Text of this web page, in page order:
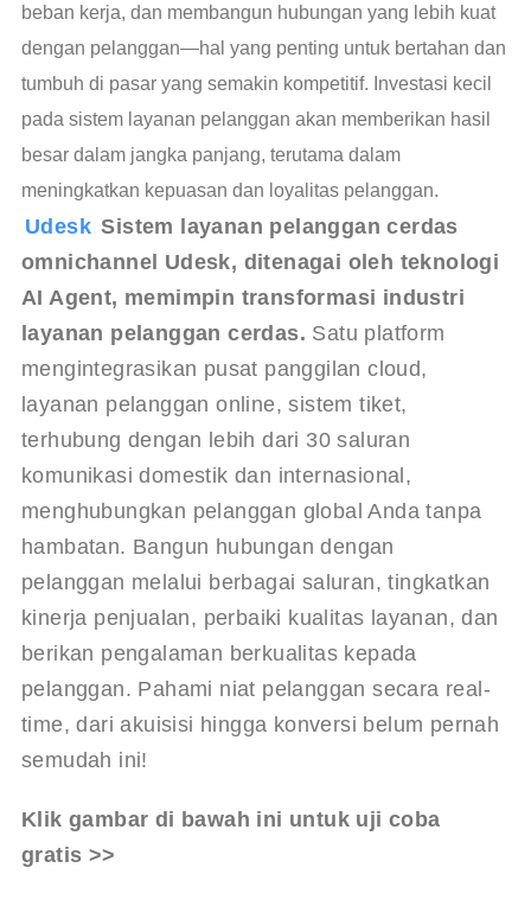
beban kerja, dan membangun hubungan yang lebih kuat
dengan pelanggan—hal yang penting untuk bertahan dan
tumbuh di pasar yang semakin kompetitif. Investasi kecil
pada sistem layanan pelanggan akan memberikan hasil
besar dalam jangka panjang, terutama dalam
meningkatkan kepuasan dan loyalitas pelanggan.
Udesk Sistem layanan pelanggan cerdas
omnichannel Udesk, ditenagai oleh teknologi
AI Agent, memimpin transformasi industri
layanan pelanggan cerdas. Satu platform
mengintegrasikan pusat panggilan cloud,
layanan pelanggan online, sistem tiket,
terhubung dengan lebih dari 30 saluran
komunikasi domestik dan internasional,
menghubungkan pelanggan global Anda tanpa
hambatan. Bangun hubungan dengan
pelanggan melalui berbagai saluran, tingkatkan
kinerja penjualan, perbaiki kualitas layanan, dan
berikan pengalaman berkualitas kepada
pelanggan. Pahami niat pelanggan secara real-
time, dari akuisisi hingga konversi belum pernah
semudah ini!
Klik gambar di bawah ini untuk uji coba
gratis >>